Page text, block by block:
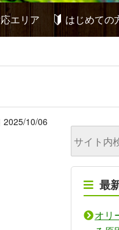
エリア はじめての
2025/10/06
最
オリ